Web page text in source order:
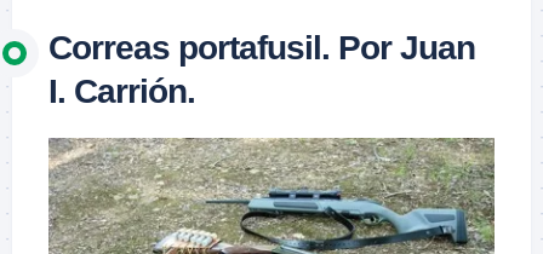
Correas portafusil. Por Juan
I. Carrión.